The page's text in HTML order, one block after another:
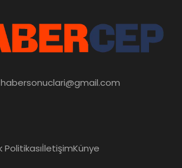
habersonuclari@gmail.com
PolitikasıİletişimKünye